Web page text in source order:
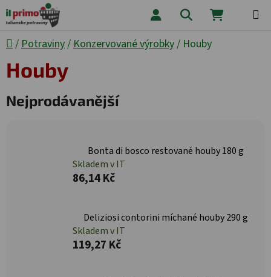
Přejít na obsah Hledat
Domů
/ Potraviny/ Konzervované výrobky/ Houby
Houby
Nejprodávanější
Bonta di bosco restované houby 180 g
Skladem v IT
86,14 Kč
Deliziosi contorini míchané houby 290 g
Skladem v IT
119,27 Kč